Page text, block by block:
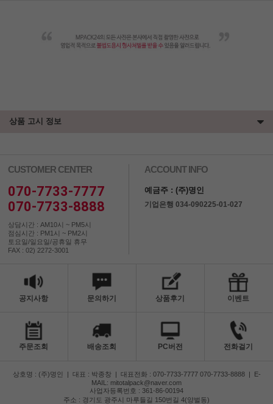
상품 고시 정보
CUSTOMER CENTER
070-7733-7777
070-7733-8888
상담시간 : AM10시 ~ PM5시
점심시간 : PM1시 ~ PM2시
토요일/일요일/공휴일 휴무
FAX : 02) 2272-3001
ACCOUNT INFO
예금주 : (주)명인
기업은행 034-090225-01-027
공지사항 문의하기 상품후기 이벤트
주문조회 배송조회 PC버전 전화걸기
상호명 : (주)명인 | 대표 : 박종창 | 대표전화 : 070-7733-7777 070-7733-8888 | E-
MAIL: mitotalpack@naver.com
사업자등록번호 : 361-86-00194
주소 : 경기도 광주시 마루들길 150번길 4(양벌동)